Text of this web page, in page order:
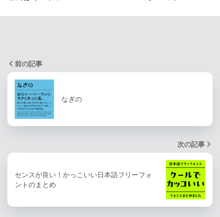
前の記事
なぎの
次の記事
センスが良い！かっこいい日本語フリーフォ
ントのまとめ